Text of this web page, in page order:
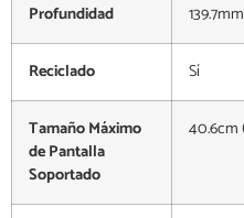
Profundidad 139.7mm
Reciclado Sí
Tamaño Máximo
de Pantalla
Soportado
40.6cm